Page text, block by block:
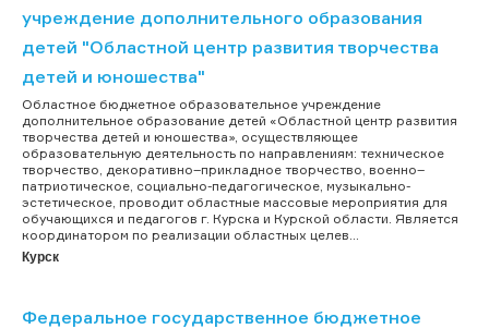
учреждение дополнительного образования
детей "Областной центр развития творчества
детей и юношества"
Областное бюджетное образовательное учреждение
дополнительное образование детей «Областной центр развития
творчества детей и юношества», осуществляющее
образовательную деятельность по направлениям: техническое
творчество, декоративно–прикладное творчество, военно–
патриотическое, социально-педагогическое, музыкально-
эстетическое, проводит областные массовые мероприятия для
обучающихся и педагогов г. Курска и Курской области. Является
координатором по реализации областных целев...
Курск
Федеральное государственное бюджетное